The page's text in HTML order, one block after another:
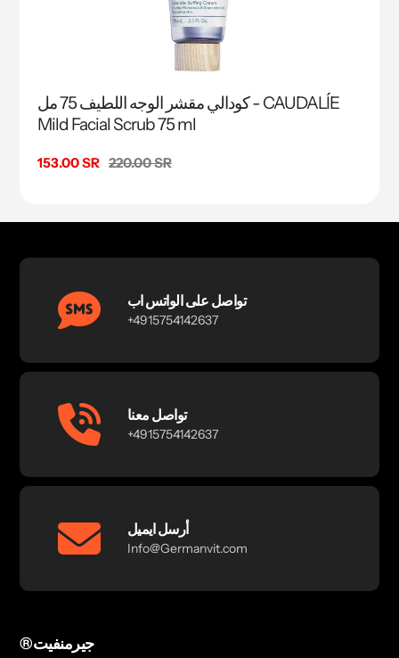
كودالي مقشر الوجه اللطيف 75 مل - CAUDALÍE
Mild Facial Scrub 75 ml
سعر
153.00 SR السعر
220.00 SR
تواصل على الواتس اب
+4915754142637
تواصل معنا
+4915754142637
أرسل ايميل
Info@Germanvit.com
®جيرمنفيت